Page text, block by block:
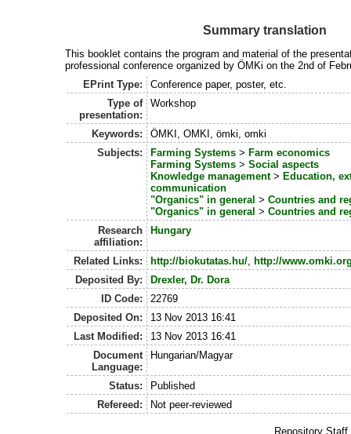
Summary translation
This booklet contains the program and material of the
professional conference organized by ÖMKi on the 2nd of
EPrint Type:
Conference paper, poster, etc.
Type of
presentation:
Workshop
Keywords:
ÖMKI, OMKI, ömki, omki
Subjects:
Farming Systems> Farm economics
Farming Systems> Social aspects
Knowledge management> Education,
communication
"Organics" in general > Countries and
"Organics" in general > Countries and
Research
affiliation:
Hungary
Related Links: http://biokutatas.hu/, http://
Deposited By:
Drexler, Dr. Dora
ID Code:
22769
Deposited On:
13 Nov 2013 16:41
Last Modified:
13 Nov 2013 16:41
Document
Language:
Hungarian/Magyar
Status:
Published
Refereed:
Not peer-reviewed
Repository